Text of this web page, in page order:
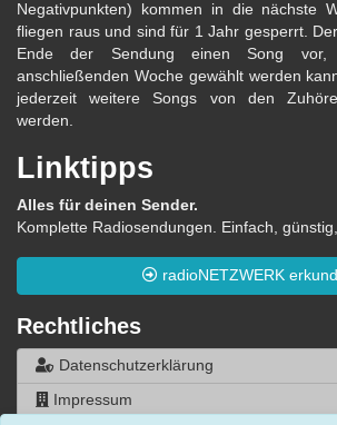
Negativpunkten) kommen in die nächste
fliegen raus und sind für 1 Jahr gesperrt.
Ende der Sendung einen Song
anschließenden Woche gewählt werden
jederzeit weitere Songs von den
werden.
Linktipps
Alles für deinen Sender.
Komplette Radiosendungen. Einfach,
radioNETZWERK
Rechtliches
Datenschutzerklärung
Impressum